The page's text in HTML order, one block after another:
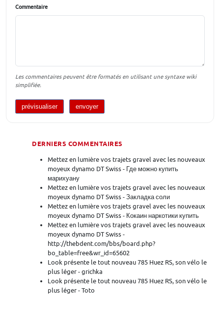
Commentaire
Les commentaires peuvent être formatés en utilisant une syntaxe wiki
simplifiée.
DERNIERS COMMENTAIRES
Mettez en lumière vos trajets gravel avec les nouveaux
moyeux dynamo DT Swiss - Где можно купить
марихуану
Mettez en lumière vos trajets gravel avec les nouveaux
moyeux dynamo DT Swiss - Закладка соли
Mettez en lumière vos trajets gravel avec les nouveaux
moyeux dynamo DT Swiss - Кокаин наркотики купить
Mettez en lumière vos trajets gravel avec les nouveaux
moyeux dynamo DT Swiss -
http://thebdent.com/bbs/board.php?
bo_table=free&wr_id=65602
Look présente le tout nouveau 785 Huez RS, son vélo le
plus léger - grichka
Look présente le tout nouveau 785 Huez RS, son vélo le
plus léger - Toto